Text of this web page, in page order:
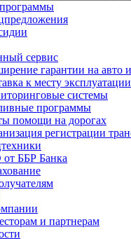
сервис
гарантии на авто
к месту эксплуатации
системы
программы
помощи на дорогах
регистрации
ББР Банка
и партнерам